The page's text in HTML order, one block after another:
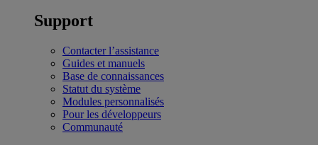
Support
Contacter l’assistance
Guides et manuels
Base de connaissances
Statut du système
Modules personnalisés
Pour les développeurs
Communauté